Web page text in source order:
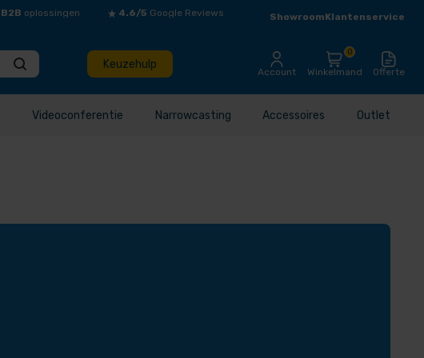
B2B oplossingen 4.6/5 Google Reviews ShowroomKlantenservice
Keuzehulp
Account Winkelmand
0
Offerte
Videoconferentie Narrowcasting Accessoires Outlet